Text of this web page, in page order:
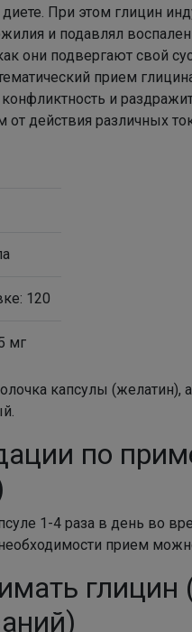
При этом глицин
и подавлял
они подвергают свой
прием
и
от действия различных
120
мг
капсулы
по
1-4 раза в день во
прием